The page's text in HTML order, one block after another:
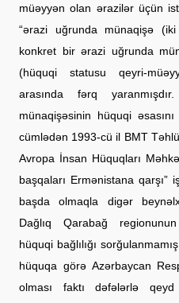
müəyyən olan ərazilər üçün
“ərazi uğrunda münaqişə
konkret bir ərazi uğrunda
(hüquqi statusu qeyri-
arasında fərq
münaqişəsinin hüquqi
cümlədən 1993-cü il BMT
Avropa İnsan Hüquqları
başqaları Ermənistana
başda olmaqla digər
Dağlıq Qarabağ
hüquqi bağlılığı
hüquqa görə Azərbaycan
olması faktı dəfələrlə